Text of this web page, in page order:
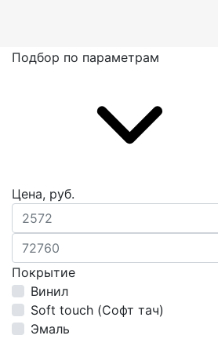
Подбор по параметрам
Цена, руб.
Покрытие
Винил
Soft touch (Софт тач)
Эмаль